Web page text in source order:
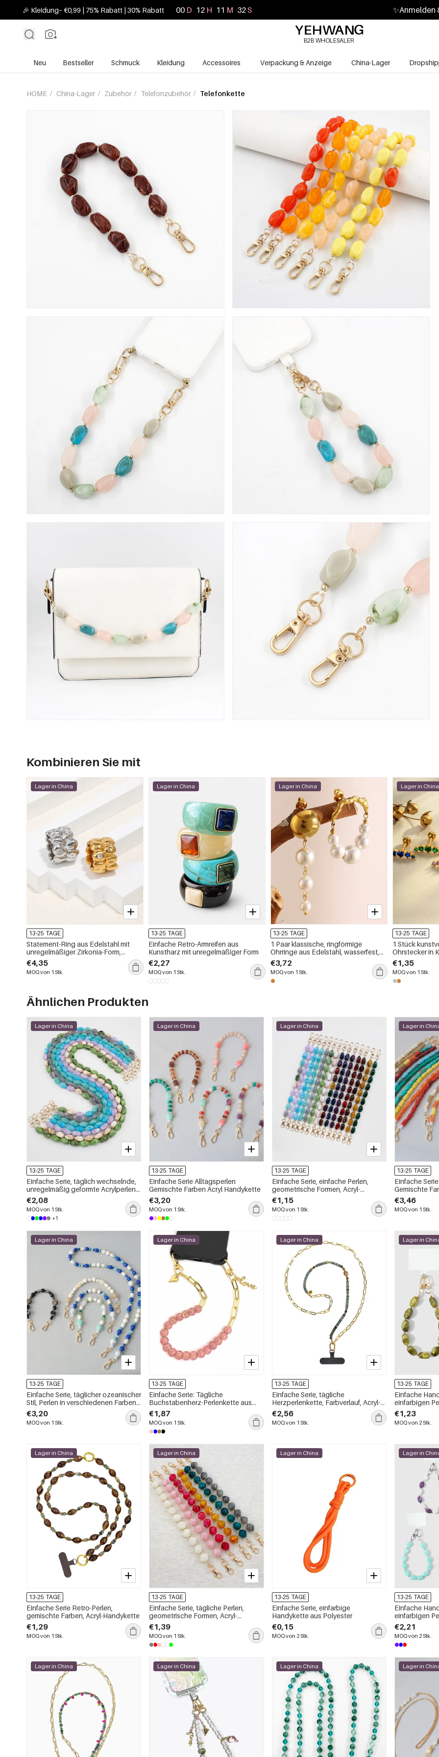
🎉 Kleidung– €0,99 | 75% Rabatt | 30% Rabatt 00 D 12 H 11 M 30S ✨Anmelden
B2B WHOLESALER
Neu Bestseller Schmuck Kleidung Accessoires Verpackung & Anzeige China-Lager
HOME / China-Lager / Zubehör / Telefonzubehör / Telefonkette
Kombinieren Sie mit
Lager in China
13-25 TAGE
Statement-Ring aus Edelstahl mit
unregelmäßiger Zirkonia-Form,
wasserdicht
€4,35
MOQ von 1 Stk.
Lager in China
13-25 TAGE
Einfache Retro-Armreifen aus
Kunstharz mit unregelmäßiger Form
€2,27
MOQ von 1 Stk.
Lager in China
13-25 TAGE
1 Paar klassische, ringförmige
Ohrringe aus Edelstahl, wasserfest,
goldfarben, für Damen
€3,72
MOQ von 1 Stk.
Lager in China
13-25 TAGE
1 Stück
Ohrstecker in
Zirkonia für
€1,35
MOQ von 1 Stk.
Ähnlichen Produkten
Lager in China
13-25 TAGE
Einfache Serie, täglich wechselnde,
unregelmäßig geformte Acrylperlen-
Telefonkette
€2,08
MOQ von 1 Stk.
+1
Lager in China
13-25 TAGE
Einfache Serie Alltagsperlen
Gemischte Farben Acryl Handykette
€3,20
MOQ von 1 Stk.
Lager in China
13-25 TAGE
Einfache Serie, einfache Perlen,
geometrische Formen, Acryl-
Handykette
€1,15
MOQ von 1 Stk.
Lager in
13-25 TAGE
Einfache
Gemischte
€3,46
MOQ von 1 Stk.
Lager in China
13-25 TAGE
Einfache Serie, täglicher ozeanischer
Stil, Perlen in verschiedenen Farben,
Acryl-Taschen- und Handyketten
€3,20
MOQ von 1 Stk.
Lager in China
13-25 TAGE
Einfache Serie: Tägliche
Buchstabenherz-Perlenkette aus
Acryl in einfarbigen Perlen
€1,87
MOQ von 1 Stk.
Lager in China
13-25 TAGE
Einfache Serie, tägliche
Herzperlenkette, Farbverlauf, Acryl-
Handykette
€2,56
MOQ von 1 Stk.
Lager in
13-25 TAGE
Einfache
einfarbigen
täglich
€1,23
MOQ von 2 Stk.
Lager in China
13-25 TAGE
Einfache Serie Retro-Perlen,
gemischte Farben, Acryl-Handykette
€1,29
MOQ von 1 Stk.
Lager in China
13-25 TAGE
Einfache Serie, tägliche Perlen,
geometrische Formen, Acryl-
Telefonkette
€1,39
MOQ von 1 Stk.
Lager in China
13-25 TAGE
Einfache Serie, einfarbige
Handykette aus Polyester
€0,15
MOQ von 2 Stk.
Lager in
13-25 TAGE
Einfache
einfarbigen
täglich
€2,21
MOQ von 2 Stk.
Lager in China Lager in China Lager in China Lager in